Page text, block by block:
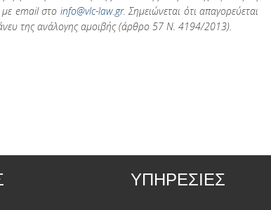
email στο info@vlc-law.gr. Σημειώνεται ότι απαγορεύεται
της ανάλογης αμοιβής (άρθρο 57 Ν. 4194/2013).
ΥΠΗΡΕΣΙΕΣ